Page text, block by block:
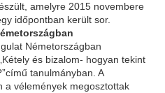
amelyre 2015 novembere
időpontban került sor.
Németországban
és bizalom- hogyan tekint
tanulmányban. A
a vélemények megosztottak